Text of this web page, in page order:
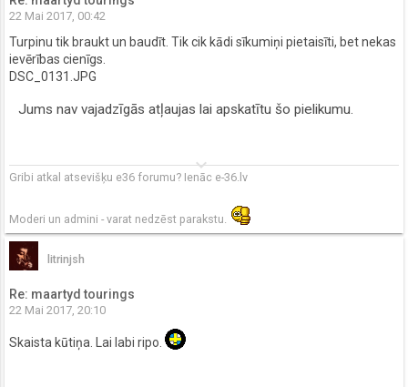
22 Mai 2017, 00:42
Turpinu tik braukt un baudīt. Tik cik kādi sīkumiņi pietaisīti, bet nekas
ievērības cienīgs.
DSC_0131.JPG
Jums nav vajadzīgās atļaujas lai apskatītu šo pielikumu.
keyboard_arrow_down
Gribi atkal atsevišķu e36 forumu? Ienāc e-36.lv
Moderi un admini - varat nedzēst parakstu.
litrinjsh
Re: maartyd tourings
22 Mai 2017, 20:10
Skaista kūtiņa. Lai labi ripo.